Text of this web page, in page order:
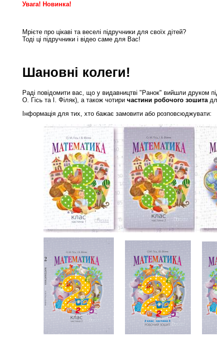
Увага! Новинка!
Мрієте про цікаві та веселі підручники для своїх дітей?
Тоді ці підручники і відео саме для Вас!
Шановні колеги!
Раді повідомити вас, що у видавництві "Ранок" вийшли друком
О. Гісь та І. Філяк), а також чотири частини робочого зошита
Інформація для тих, хто бажає замовити або розповсюджувати: